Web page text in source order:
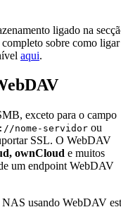
ligado na
sobre como ligar
aqui.
exceto para o campo
nome-servidor ou
SSL. O WebDAV
ownCloud e muitos
um endpoint WebDAV
usando WebDAV